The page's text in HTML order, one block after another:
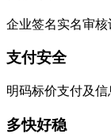
企业签名实名审核
支付安全
明码标价支付及信
多快好稳